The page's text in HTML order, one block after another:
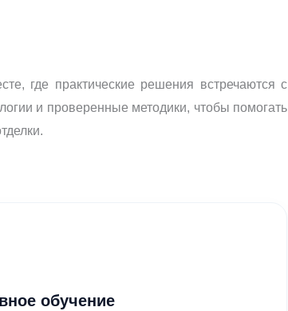
где практические решения встречаются с
и проверенные методики, чтобы помогать
обучение